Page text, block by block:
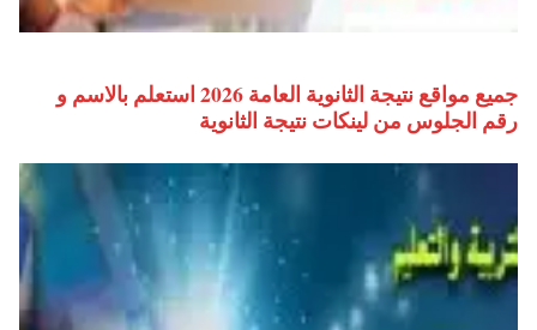
جميع مواقع نتيجة الثانوية العامة 2026 استعلم بالاسم و
رقم الجلوس من لينكات نتيجة الثانوية